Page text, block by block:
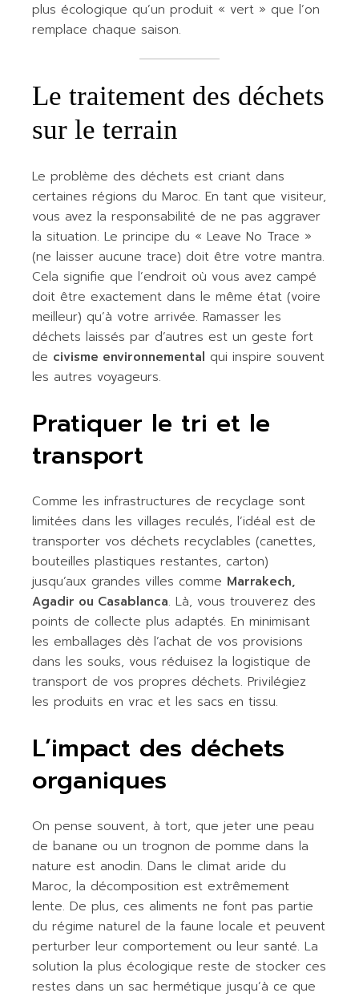
plus écologique qu’un produit « vert » que l’on
remplace chaque saison.
Le traitement des déchets
sur le terrain
Le problème des déchets est criant dans
certaines régions du Maroc. En tant que visiteur,
vous avez la responsabilité de ne pas aggraver
la situation. Le principe du « Leave No Trace »
(ne laisser aucune trace) doit être votre mantra.
Cela signifie que l’endroit où vous avez campé
doit être exactement dans le même état (voire
meilleur) qu’à votre arrivée. Ramasser les
déchets laissés par d’autres est un geste fort
de civisme environnemental qui inspire souvent
les autres voyageurs.
Pratiquer le tri et le
transport
Comme les infrastructures de recyclage sont
limitées dans les villages reculés, l’idéal est de
transporter vos déchets recyclables (canettes,
bouteilles plastiques restantes, carton)
jusqu’aux grandes villes comme Marrakech,
Agadir ou Casablanca. Là, vous trouverez des
points de collecte plus adaptés. En minimisant
les emballages dès l’achat de vos provisions
dans les souks, vous réduisez la logistique de
transport de vos propres déchets. Privilégiez
les produits en vrac et les sacs en tissu.
L’impact des déchets
organiques
On pense souvent, à tort, que jeter une peau
de banane ou un trognon de pomme dans la
nature est anodin. Dans le climat aride du
Maroc, la décomposition est extrêmement
lente. De plus, ces aliments ne font pas partie
du régime naturel de la faune locale et peuvent
perturber leur comportement ou leur santé. La
solution la plus écologique reste de stocker ces
restes dans un sac hermétique jusqu’à ce que